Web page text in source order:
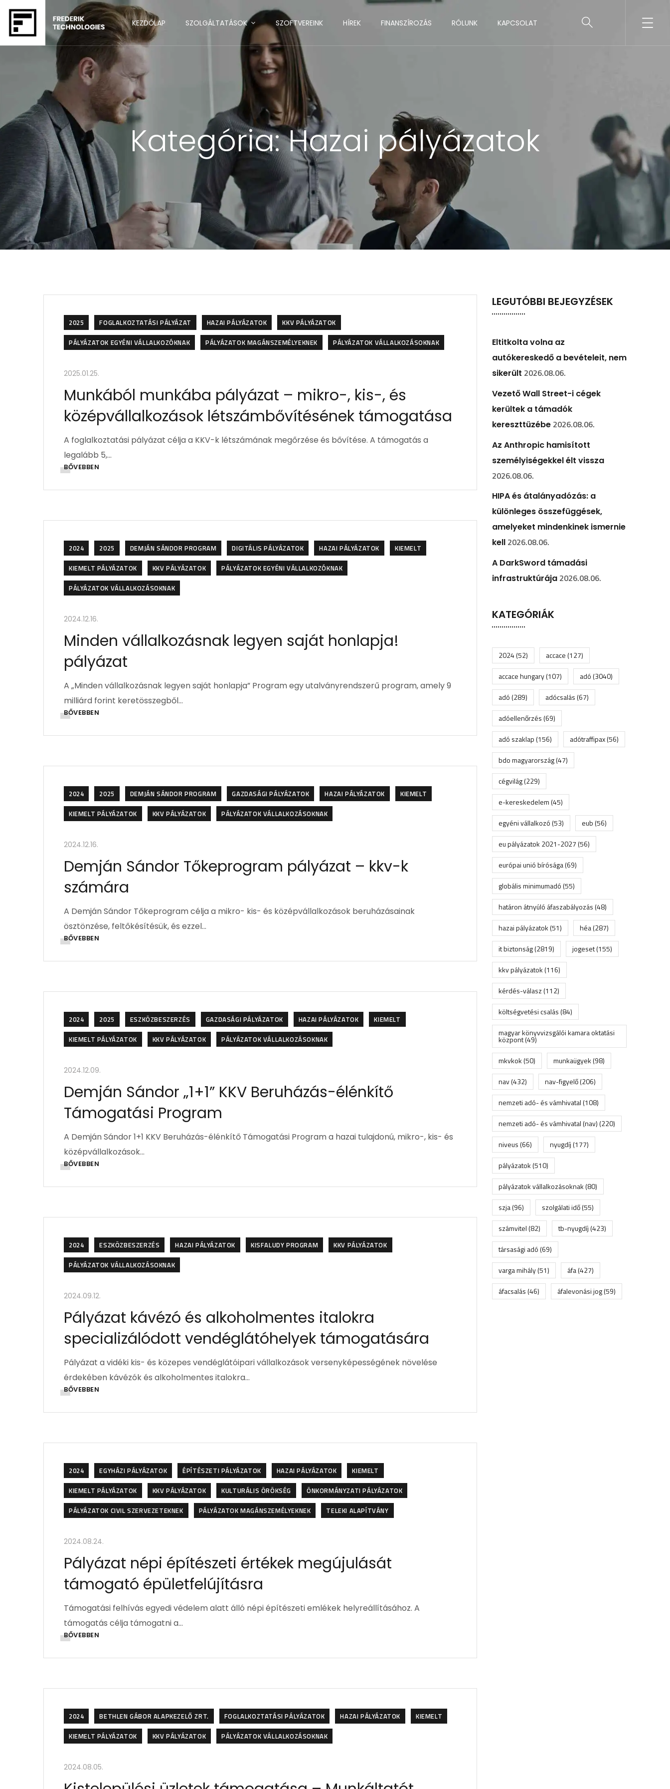
KEZDŐLAP SZOLGÁLTATÁSOK SZOFTVEREINK HÍREK FINANSZÍROZÁS RÓLUNK KAPCSOLAT
Kategória:Hazai pályázatok
2025 FOGLALKOZTATÁSI PÁLYÁZAT HAZAI PÁLYÁZATOK
KKV PÁLYÁZATOK
PÁLYÁZATOK EGYÉNI VÁLLALKOZÓKNAK
PÁLYÁZATOK MAGÁNSZEMÉLYEKNEK PÁLYÁZATOK VÁLLALKOZÁSOKNAK
2025.01.25.
Munkából munkába pályázat – mikro-, kis-, és
középvállalkozások létszámbővítésének támogatása
A foglalkoztatási pályázat célja a KKV-k létszámának megőrzése és bővítése. A támogatás a
legalább 5,…
BŐVEBBEN
2024 2025 DEMJÁN SÁNDOR PROGRAM DIGITÁLIS PÁLYÁZATOK HAZAI PÁLYÁZATOK
KIEMELT
KIEMELT PÁLYÁZATOK
KKV PÁLYÁZATOK
PÁLYÁZATOK EGYÉNI VÁLLALKOZÓKNAK
PÁLYÁZATOK VÁLLALKOZÁSOKNAK
2024.12.16.
Minden vállalkozásnak legyen saját honlapja!
pályázat
A „Minden vállalkozásnak legyen saját honlapja” Program egy utalványrendszerű program, amely 9
milliárd forint keretösszegből…
BŐVEBBEN
2024 2025 DEMJÁN SÁNDOR PROGRAM GAZDASÁGI PÁLYÁZATOK HAZAI PÁLYÁZATOK
KIEMELT
KIEMELT PÁLYÁZATOK
KKV PÁLYÁZATOK PÁLYÁZATOK VÁLLALKOZÁSOKNAK
2024.12.16.
Demján Sándor Tőkeprogram pályázat – kkv-k
számára
A Demján Sándor Tőkeprogram célja a mikro- kis- és középvállalkozások beruházásainak
ösztönzése, feltőkésítésük, és ezzel…
BŐVEBBEN
2024 2025 ESZKÖZBESZERZÉS GAZDASÁGI PÁLYÁZATOK HAZAI PÁLYÁZATOK
KIEMELT
KIEMELT PÁLYÁZATOK
KKV PÁLYÁZATOK PÁLYÁZATOK VÁLLALKOZÁSOKNAK
2024.12.09.
Demján Sándor „1+1” KKV Beruházás-élénkítő
Támogatási Program
A Demján Sándor 1+1 KKV Beruházás-élénkítő Támogatási Program a hazai tulajdonú, mikro-, kis- és
középvállalkozások…
BŐVEBBEN
2024 ESZKÖZBESZERZÉS HAZAI PÁLYÁZATOK KISFALUDY PROGRAM
KKV PÁLYÁZATOK
PÁLYÁZATOK VÁLLALKOZÁSOKNAK
2024.09.12.
Pályázat kávézó és alkoholmentes italokra
specializálódott vendéglátóhelyek támogatására
Pályázat a vidéki kis- és közepes vendéglátóipari vállalkozások versenyképességének növelése
érdekében kávézók és alkoholmentes italokra…
BŐVEBBEN
2024 EGYHÁZI PÁLYÁZATOK ÉPÍTÉSZETI PÁLYÁZATOK HAZAI PÁLYÁZATOK
KIEMELT
KIEMELT PÁLYÁZATOK
KKV PÁLYÁZATOK KULTURÁLIS ÖRÖKSÉG
ÖNKORMÁNYZATI PÁLYÁZATOK
PÁLYÁZATOK CIVIL SZERVEZETEKNEK
PÁLYÁZATOK MAGÁNSZEMÉLYEKNEK TELEKI ALAPÍTVÁNY
2024.08.24.
Pályázat népi építészeti értékek megújulását
támogató épületfelújításra
Támogatási felhívás egyedi védelem alatt álló népi építészeti emlékek helyreállításához. A
támogatás célja támogatni a…
BŐVEBBEN
2024 BETHLEN GÁBOR ALAPKEZELŐ ZRT. FOGLALKOZTATÁSI PÁLYÁZATOK HAZAI PÁLYÁZATOK
KIEMELT
KIEMELT PÁLYÁZATOK
KKV PÁLYÁZATOK PÁLYÁZATOK VÁLLALKOZÁSOKNAK
2024.08.05.
LEGUTÓBBI BEJEGYZÉSEK
Eltitkolta volna az
autókereskedő a bevételeit, nem
sikerült 2026.08.06.
Vezető Wall Street-i cégek
kerültek a támadók
kereszttüzébe 2026.08.06.
Az Anthropic hamisított
személyiségekkel élt vissza
2026.08.06.
HIPA és átalányadózás: a
különleges összefüggések,
amelyeket mindenkinek ismernie
kell 2026.08.06.
A DarkSword támadási
infrastruktúrája 2026.08.06.
KATEGÓRIÁK
2024(52) accace(127)
accace hungary(107) adó(3040)
adó(289) adócsalás(67)
adóellenőrzés(69)
adó szaklap(156) adótraffipax(56)
bdo magyarország(47)
cégvilág(229)
e-kereskedelem(45)
egyéni vállalkozó(53) eub(56)
eu pályázatok 2021-2027(56)
európai unió bírósága(69)
globális minimumadó(55)
határon átnyúló áfaszabályozás(48)
hazai pályázatok(51) héa(287)
it biztonság(2819) jogeset(155)
kkv pályázatok(116)
kérdés-válasz(112)
költségvetési csalás(84)
magyar könyvvizsgálói kamara oktatási
központ(49)
mkvkok(50) munkaügyek(98)
nav(432) nav-figyelő(206)
nemzeti adó- és vámhivatal(108)
nemzeti adó- és vámhivatal (nav)(220)
niveus(66) nyugdíj(177)
pályázatok(510)
pályázatok vállalkozásoknak(80)
szja(96) szolgálati idő(55)
számvitel(82) tb-nyugdíj(423)
társasági adó(69)
varga mihály(51) áfa(427)
áfacsalás(46) áfalevonási jog(59)